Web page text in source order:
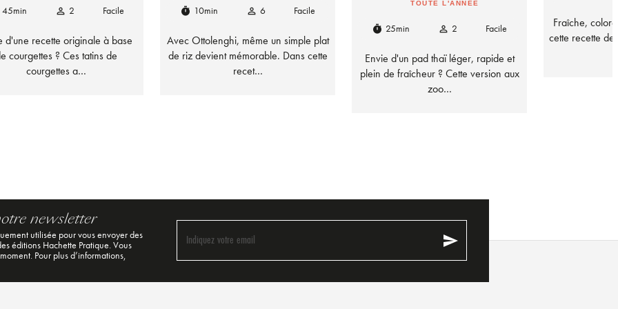
45min person_outline 2 Facile
d'une recette originale à base
courgettes ? Ces tatins de
courgettes a…
timer 10min person_outline 6 Facile
Avec Ottolenghi, même un simple plat
de riz devient mémorable. Dans cette
recet…
TOUTE L'ANNÉE
timer 25min person_outline 2 Facile
Envie d'un pad thaï léger, rapide et
plein de fraîcheur ? Cette version aux
zoo…
Fraîche,
cette recette
newsletter
utilisée pour vous envoyer des
éditions Hachette Pratique. Vous
Pour plus d’informations,
Indiquez votre email send